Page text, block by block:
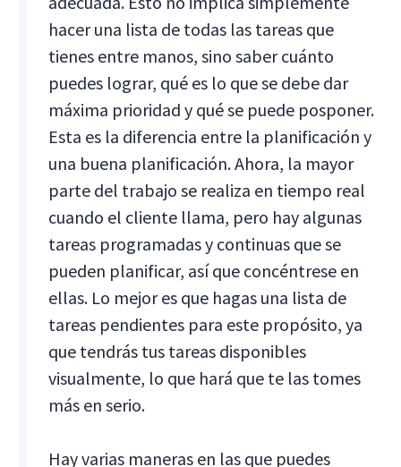
hacer una lista de todas las tareas que
tienes entre manos, sino saber cuánto
puedes lograr, qué es lo que se debe dar
máxima prioridad y qué se puede posponer.
Esta es la diferencia entre la planificación y
una buena planificación. Ahora, la mayor
parte del trabajo se realiza en tiempo real
cuando el cliente llama, pero hay algunas
tareas programadas y continuas que se
pueden planificar, así que concéntrese en
ellas. Lo mejor es que hagas una lista de
tareas pendientes para este propósito, ya
que tendrás tus tareas disponibles
visualmente, lo que hará que te las tomes
más en serio.
Hay varias maneras en las que puedes